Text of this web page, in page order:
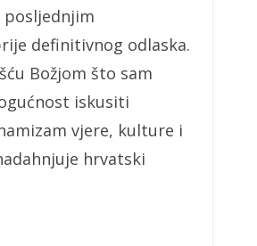
posljednjim
definitivnog odlaska.
Božjom što sam
iskusiti
vjere, kulture i
hrvatski